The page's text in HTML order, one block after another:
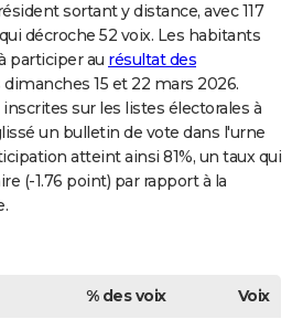
sortant y distance, avec 117
décroche 52 voix. Les habitants
participer au résultat des
15 et 22 mars 2026.
sur les listes électorales à
un bulletin de vote dans l'urne
atteint ainsi 81%, un taux qui
(-1.76 point) par rapport à la
% des voix
Voix